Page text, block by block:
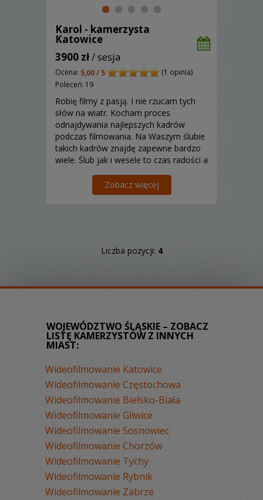
Karol - kamerzysta
Katowice
3900 zł/ sesja
Ocena: 5,00 / 5
(1 opinia)
Poleceń: 19
Robię filmy z pasją. I nie rzucam tych
słów na wiatr. Kocham proces
odnajdywania najlepszych kadrów
podczas filmowania. Na Waszym ślubie
takich kadrów znajdę zapewne bardzo
wiele. Ślub jak i wesele to czas radości a
uchwyci. Pracuję w Polsce oraz
zagranicą.
Zobacz więcej
Liczba pozycji: 4
WOJEWÓDZTWO ŚLĄSKIE – ZOBACZ
LISTĘ KAMERZYSTÓW Z INNYCH
MIAST:
Wideofilmowanie Katowice
Wideofilmowanie Częstochowa
Wideofilmowanie Bielsko-Biała
Wideofilmowanie Gliwice
Wideofilmowanie Sosnowiec
Wideofilmowanie Chorzów
Wideofilmowanie Tychy
Wideofilmowanie Rybnik
Wideofilmowanie Zabrze